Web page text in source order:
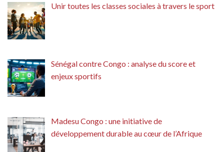
Unir toutes les classes sociales à travers le sport
Sénégal contre Congo : analyse du score et
enjeux sportifs
Madesu Congo : une initiative de
développement durable au cœur de l’Afrique